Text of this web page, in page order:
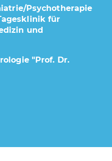
Psychotherapie
für
und
"Prof. Dr.